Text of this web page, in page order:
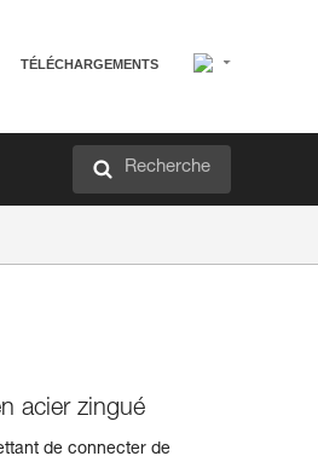
TÉLÉCHARGEMENTS
Recherche
acier zingué
de connecter de